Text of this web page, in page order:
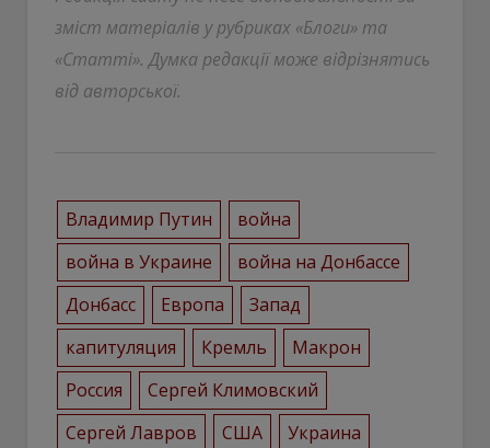
зміст матеріалів у рубриках «Блоги» та
«Статті». Думка редакції може відрізнятись
від авторської.
Владимир Путин
война
война в Украине
война на Донбассе
Донбасс
Европа
Запад
капитуляция
Кремль
Макрон
Россия
Сергей Климовский
Сергей Лавров
США
Украина